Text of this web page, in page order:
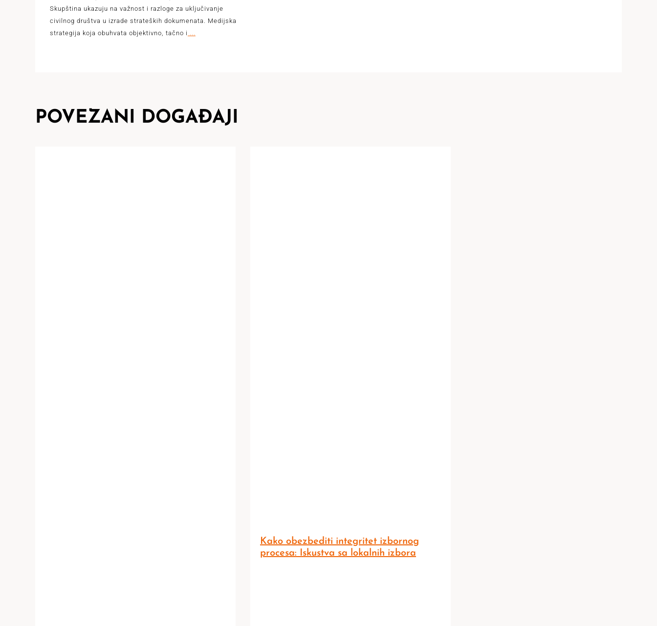
Skupština ukazuju na važnost i razloge za uključivanje
civilnog društva u izrade strateških dokumenata. Medijska
strategija koja obuhvata objektivno, tačno i ...
POVEZANI DOGAĐAJI
Kako obezbediti integritet izbornog
procesa: Iskustva sa lokalnih izbora